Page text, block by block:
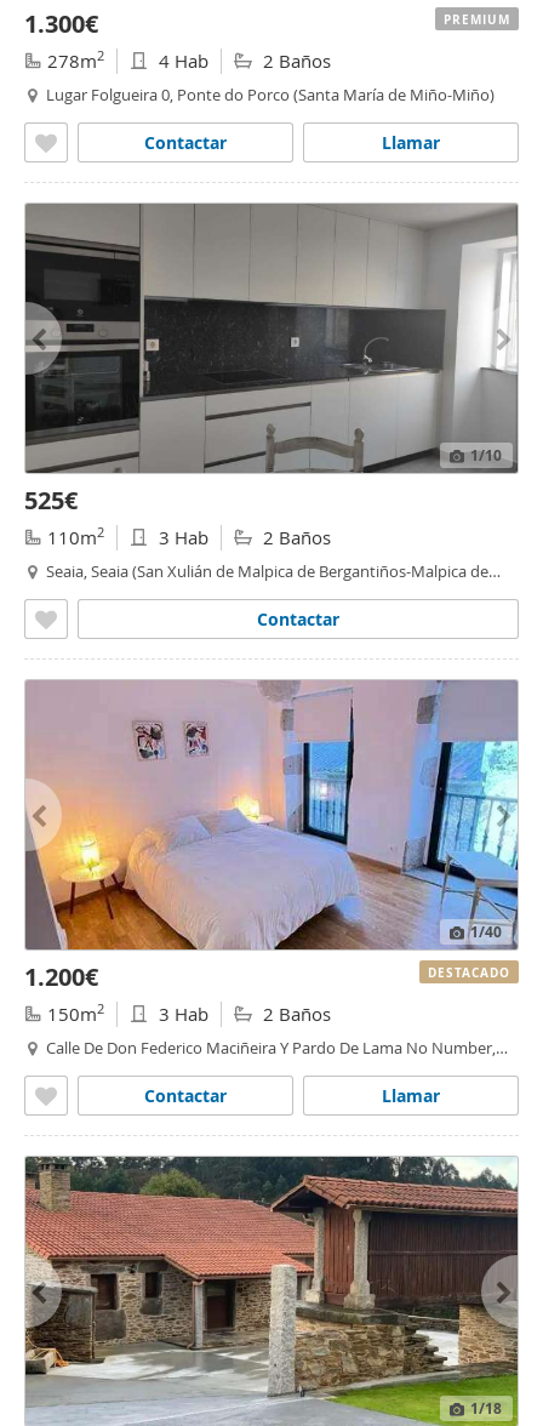
1.300€
278m2 4 Hab 2 Baños
Lugar Folgueira 0, Ponte do Porco (Santa María de Miño-Miño)
Llamar
Contactar
PREMIUM
1/10
525€
110m2 3 Hab 2 Baños
Seaia, Seaia (San Xulián de Malpica de Bergantiños-Malpica de
Contactar
1/40
1.200€
150m2 3 Hab 2 Baños
Calle De Don Federico Maciñeira Y Pardo De Lama No Number,
Llamar
Contactar
DESTACADO
1/18